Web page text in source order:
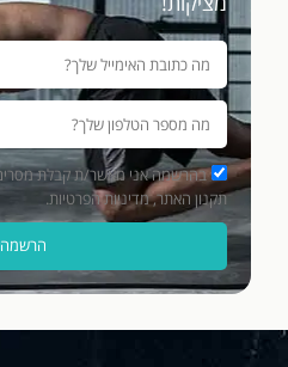
תקנון האתר, מדיניות הפרטיות.
הרשמה